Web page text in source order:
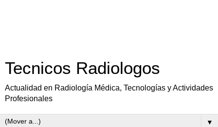
Tecnicos Radiologos
Actualidad en Radiología Médica, Tecnologías y Actividades
Profesionales
▼